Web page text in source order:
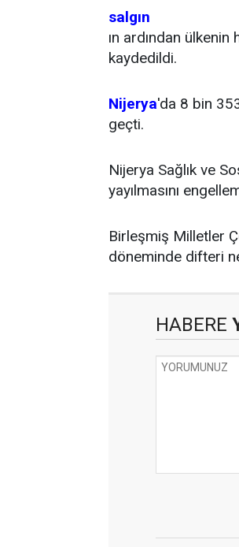
salgın
ın ardından
kaydedildi.
Nijerya'da 8 bin
geçti.
Nijerya Sağlık ve
yayılmasını
Birleşmiş Milletler
döneminde difteri
HABERE